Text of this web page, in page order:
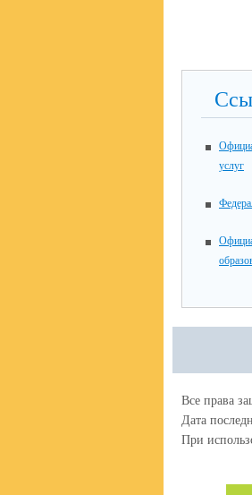
услуг
Все права
Дата
При